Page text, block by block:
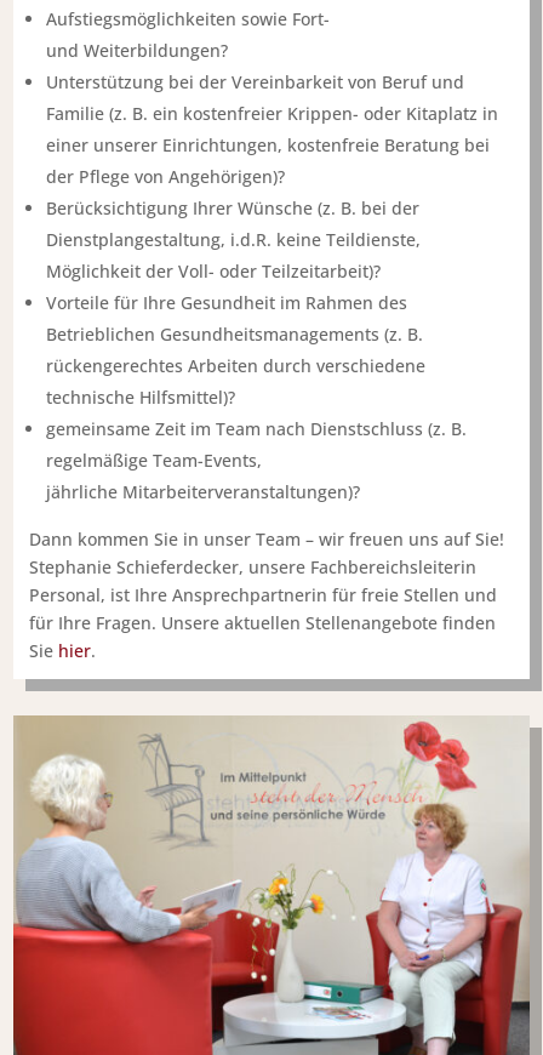
Aufstiegsmöglichkeiten sowie Fort-
und Weiterbildungen?
Unterstützung bei der Vereinbarkeit von Beruf und
Familie (z. B. ein kostenfreier Krippen- oder Kitaplatz in
einer unserer Einrichtungen, kostenfreie Beratung bei
der Pflege von Angehörigen)?
Berücksichtigung Ihrer Wünsche (z. B. bei der
Dienstplangestaltung, i.d.R. keine Teildienste,
Möglichkeit der Voll- oder Teilzeitarbeit)?
Vorteile für Ihre Gesundheit im Rahmen des
Betrieblichen Gesundheitsmanagements (z. B.
rückengerechtes Arbeiten durch verschiedene
technische Hilfsmittel)?
gemeinsame Zeit im Team nach Dienstschluss (z. B.
regelmäßige Team-Events,
jährliche Mitarbeiterveranstaltungen)?
Dann kommen Sie in unser Team – wir freuen uns auf Sie!
Stephanie Schieferdecker, unsere Fachbereichsleiterin
Personal, ist Ihre Ansprechpartnerin für freie Stellen und
für Ihre Fragen. Unsere aktuellen Stellenangebote finden
Sie hier.